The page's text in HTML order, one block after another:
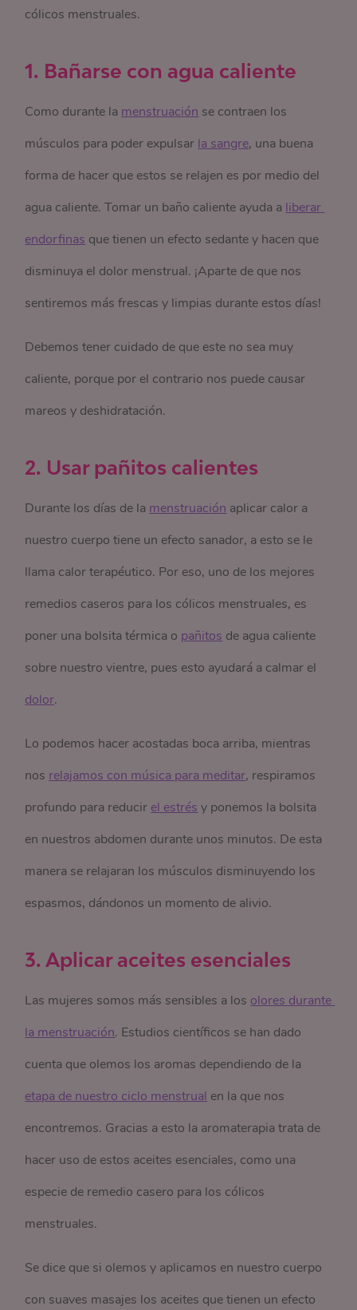
cólicos menstruales.
1. Bañarse con agua caliente
Como durante la menstruación se contraen los
músculos para poder expulsar la sangre, una buena
forma de hacer que estos se relajen es por medio del
agua caliente. Tomar un baño caliente ayuda a liberar
endorfinas que tienen un efecto sedante y hacen que
disminuya el dolor menstrual. ¡Aparte de que nos
sentiremos más frescas y limpias durante estos días!
Debemos tener cuidado de que este no sea muy
caliente, porque por el contrario nos puede causar
mareos y deshidratación.
2. Usar pañitos calientes
Durante los días de la menstruación aplicar calor a
nuestro cuerpo tiene un efecto sanador, a esto se le
llama calor terapéutico. Por eso, uno de los mejores
remedios caseros para los cólicos menstruales, es
poner una bolsita térmica o pañitos de agua caliente
sobre nuestro vientre, pues esto ayudará a calmar el
dolor.
Lo podemos hacer acostadas boca arriba, mientras
nos relajamos con música para meditar, respiramos
profundo para reducir el estrés y ponemos la bolsita
en nuestros abdomen durante unos minutos. De esta
manera se relajaran los músculos disminuyendo los
espasmos, dándonos un momento de alivio.
3. Aplicar aceites esenciales
Las mujeres somos más sensibles a los olores durante
la menstruación. Estudios científicos se han dado
cuenta que olemos los aromas dependiendo de la
etapa de nuestro ciclo menstrual en la que nos
encontremos. Gracias a esto la aromaterapia trata de
hacer uso de estos aceites esenciales, como una
especie de remedio casero para los cólicos
menstruales.
Se dice que si olemos y aplicamos en nuestro cuerpo
con suaves masajes los aceites que tienen un efecto